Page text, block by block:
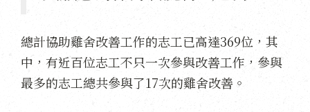
總計協助雞舍改善工作的志工已高達369位，其
中，有近百位志工不只一次參與改善工作，參與
最多的志工總共參與了17次的雞舍改善。